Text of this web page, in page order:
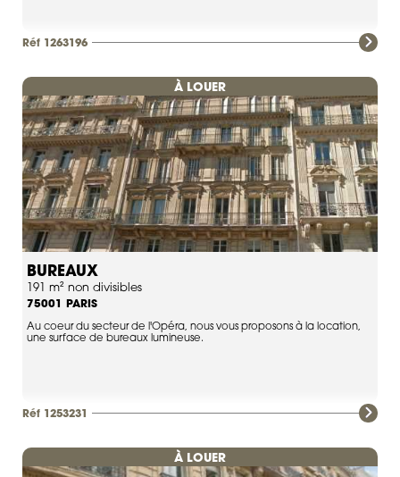
Réf 1263196
À LOUER
BUREAUX
191 m² non divisibles
75001 PARIS
Au coeur du secteur de l'Opéra, nous vous proposons à la location,
une surface de bureaux lumineuse.
Réf 1253231
À LOUER